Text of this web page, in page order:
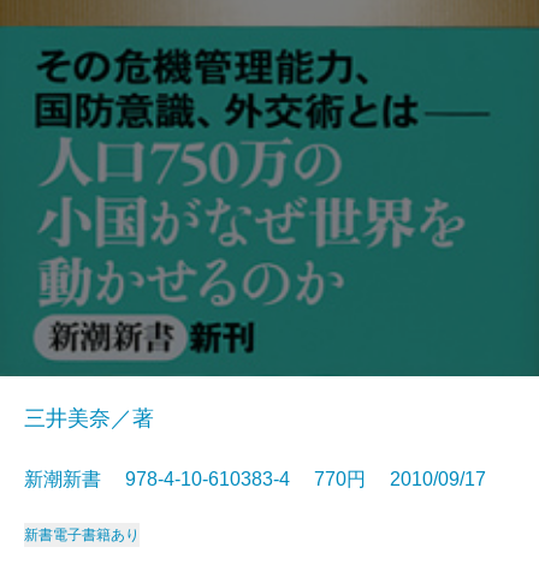
三井美奈／著
新潮新書 978-4-10-610383-4 770円 2010/09/17
新書電子書籍あり